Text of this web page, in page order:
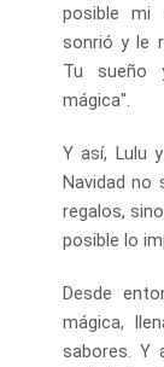
posible mi
sonrió y le
Tu sueño
mágica".
Y así, Lulu
Navidad no
regalos,
posible lo
Desde
mágica,
sabores. Y